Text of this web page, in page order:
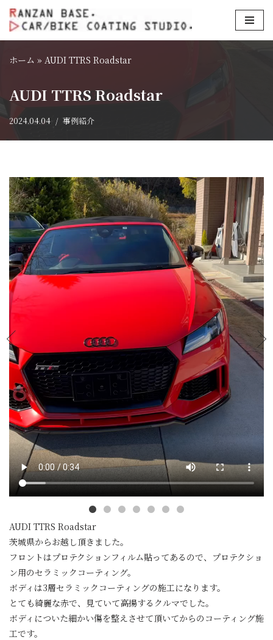
コ
テ
ツ
ス
キ
ホーム » AUDI TTRS Roadstar
AUDI TTRS Roadstar
2024.04.04 事例紹介
AUDI TTRS Roadstar
茨城県からお越し頂きました。
フロントはプロテクションフィルム貼ってあるので、プロテクショ
ン用のセラミックコーティング。
ボディは3層セラミックコーティングの施工になります。
とても綺麗な赤で、見ていて高揚するクルマでした。
ボディについた細かい傷を整えさせて頂いてからのコーティング施
工です。